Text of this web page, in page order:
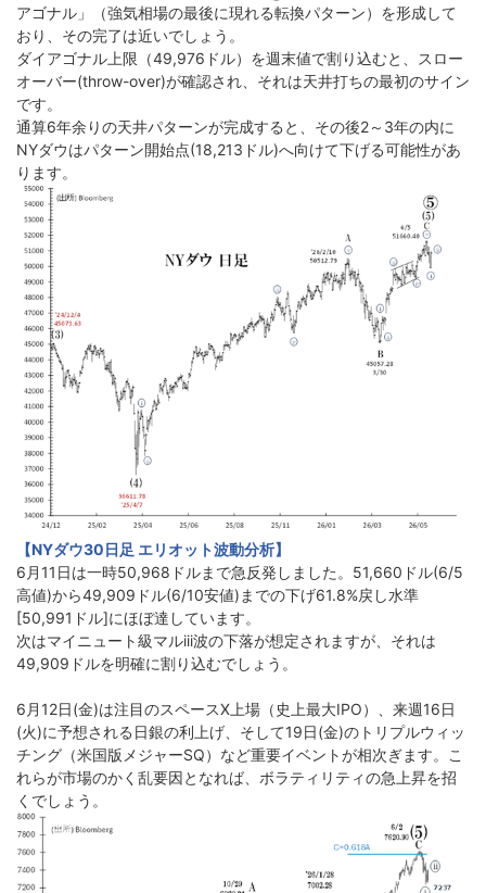
アゴナル」（強気相場の最後に現れる転換パターン）を形成して
おり、その完了は近いでしょう。
ダイアゴナル上限（49,976ドル）を週末値で割り込むと、スロー
オーバー(throw-over)が確認され、それは天井打ちの最初のサイン
です。
通算6年余りの天井パターンが完成すると、その後2～3年の内に
NYダウはパターン開始点(18,213ドル)へ向けて下げる可能性があ
ります。
【NYダウ30日足 エリオット波動分析】
6月11日は一時50,968ドルまで急反発しました。51,660ドル(6/5
高値)から49,909ドル(6/10安値)までの下げ61.8%戻し水準
[50,991ドル]にほぼ達しています。
次はマイニュート級マルiii波の下落が想定されますが、それは
49,909ドルを明確に割り込むでしょう。
6月12日(金)は注目のスペースX上場（史上最大IPO）、来週16日
(火)に予想される日銀の利上げ、そして19日(金)のトリプルウィッ
チング（米国版メジャーSQ）など重要イベントが相次ぎます。こ
れらが市場のかく乱要因となれば、ボラティリティの急上昇を招
くでしょう。